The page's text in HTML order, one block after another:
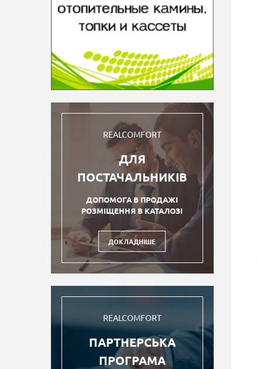
REALCOMFORT
ДЛЯ
ПОСТАЧАЛЬНИКІВ
ДОПОМОГА В ПРОДАЖІ
РОЗМІЩЕННЯ В КАТАЛОЗІ
ДОКЛАДНІШЕ
REALCOMFORT
ПАРТНЕРСЬКА
ПРОГРАМА